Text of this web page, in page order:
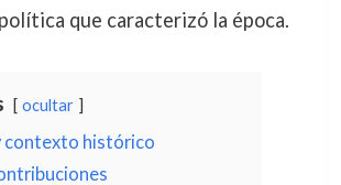
que caracterizó la época.
ocultar
contexto histórico